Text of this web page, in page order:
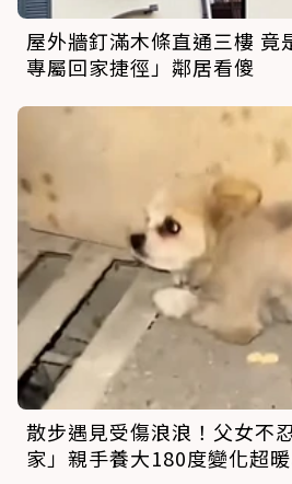
屋外牆釘滿木條直通三樓 竟
專屬回家捷徑」鄰居看傻
散步遇見受傷浪浪！父女不
家」親手養大180度變化超